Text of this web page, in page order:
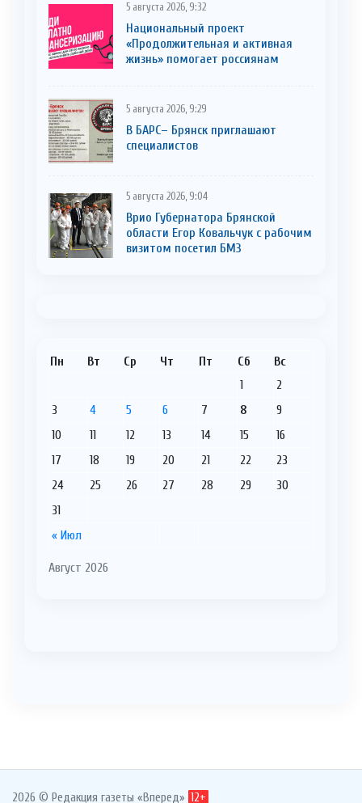
5 августа 2026, 9:32
Национальный проект
«Продолжительная и активная
жизнь» помогает россиянам
5 августа 2026, 9:29
В БАРС– Брянcк приглaшают
cпециaлистoв
5 августа 2026, 9:04
Врио Губернатора Брянской
области Егор Ковальчук с рабочим
визитом посетил БМЗ
Август 2026
Пн Вт Ср Чт Пт Сб Вс
« Июл
1
2
3
4 5 6 7 8
9
10
11 12 13 14 15
16
17
18 19 20 21 22
23
24
25 26 27 28 29
30
31
2026 © Редакция газеты «Вперед» 12+